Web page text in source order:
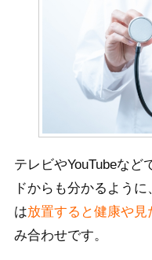
テレビやYouTubeなど
ドからも分かるよう
は放置すると健康や見
み合わせです。